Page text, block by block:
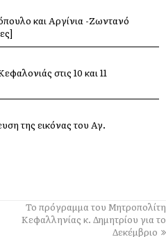
και Αργίνια -Ζωντανό
στις 10 και 11
της εικόνας του Αγ.
53
του Αθανασίου Μπεσλεμέ
φλόγες
Το πρόγραμμα του Μητροπολίτη
Κεφαλληνίας κ. Δημητρίου για το
Δεκέμβριο